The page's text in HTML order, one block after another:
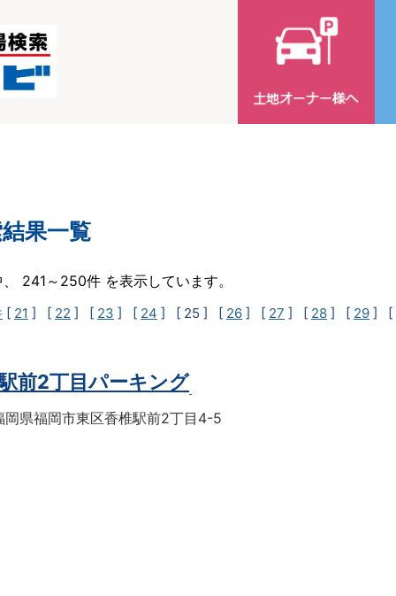
果一覧
241～250件 を表示しています。
[ 21 ] [ 22 ] [ 23 ] [ 24 ] [ 25 ] [ 26 ] [ 27 ] [ 28 ] [ 29 ] [
前2丁目パーキング
岡県福岡市東区香椎駅前2丁目4-5